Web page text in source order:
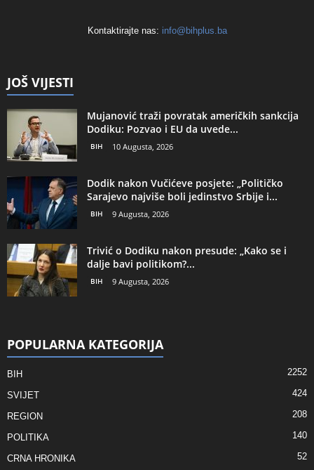
Kontaktirajte nas: info@bihplus.ba
JOŠ VIJESTI
Mujanović traži povratak američkih sankcija
Dodiku: Pozvao i EU da uvede...
BIH 10 Augusta, 2026
Dodik nakon Vučićeve posjete: „Političko
Sarajevo najviše boli jedinstvo Srbije i...
BIH 9 Augusta, 2026
Trivić o Dodiku nakon presude: „Kako se i
dalje bavi politikom?...
BIH 9 Augusta, 2026
POPULARNA KATEGORIJA
BIH 2252
SVIJET 424
REGION 208
POLITIKA 140
CRNA HRONIKA 52